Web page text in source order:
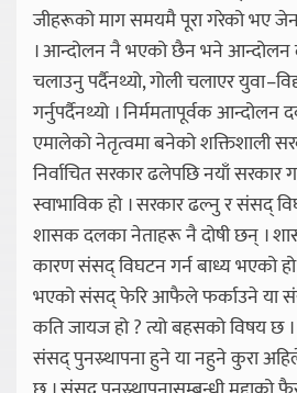
जीहरूको माग समयमै पूरा गरेको भए
। आन्दोलन नै भएको छैन भने आन्दोलन
चलाउनु पर्दैनथ्यो, गोली चलाएर
गर्नुपर्दैनथ्यो । निर्ममतापूर्वक
एमालेको नेतृत्वमा बनेको शक्तिशाली
निर्वाचित सरकार ढलेपछि नयाँ सरकार
स्वाभाविक हो । सरकार ढल्नु र संसद्
शासक दलका नेताहरू नै दोषी छन् ।
कारण संसद् विघटन गर्न बाध्य भएको
भएको संसद् फेरि आफैले फर्काउने या
कति जायज हो ? त्यो बहसको विषय छ ।
संसद् पुनस्र्थापना हुने या नहुने कुरा